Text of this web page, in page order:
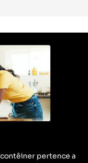
pertence a